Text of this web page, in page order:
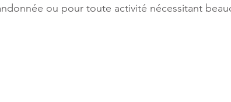
ou pour toute activité nécessitant